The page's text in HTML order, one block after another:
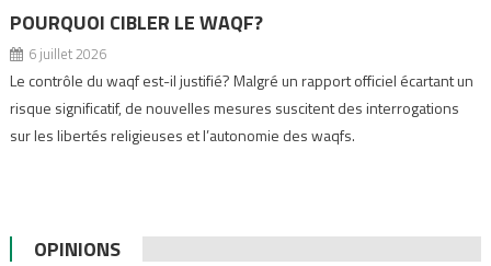
POURQUOI CIBLER LE WAQF?
6 juillet 2026
Le contrôle du waqf est-il justifié? Malgré un rapport officiel écartant un
risque significatif, de nouvelles mesures suscitent des interrogations
sur les libertés religieuses et l’autonomie des waqfs.
OPINIONS